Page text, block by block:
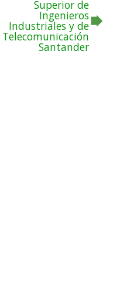
Superior de
Ingenieros
Industriales y de
Telecomunicación
Santander